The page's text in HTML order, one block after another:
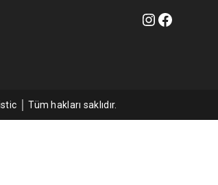
│ Tüm hakları saklıdır.